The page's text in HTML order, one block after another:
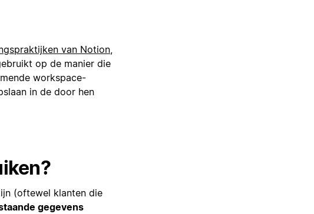
van Notion
op de manier die
workspace-
in de door hen
(oftewel klanten die
gegevens